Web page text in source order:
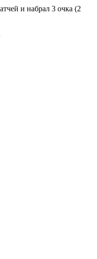
и набрал 3 очка (2